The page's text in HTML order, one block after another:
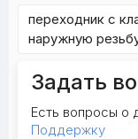
переходник с
наружную
Задать
Есть вопросы о
Поддержку